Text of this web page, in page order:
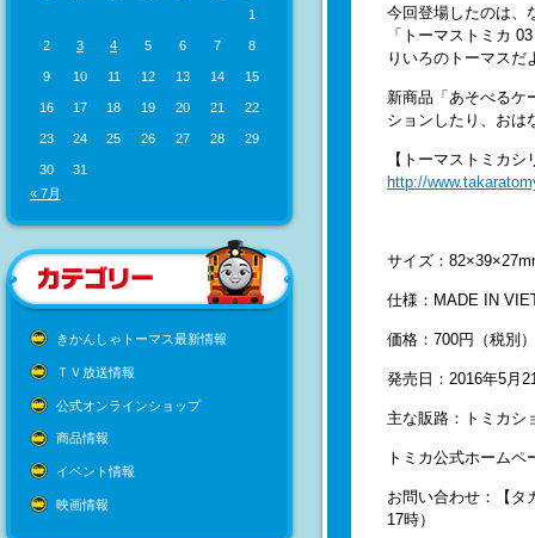
1
2 3 4 5 6 7 8
9 10 11 12 13 14 15
16 17 18 19 20 21 22
23 24 25 26 27 28 29
30
31
« 7月
きかんしゃトーマス最新情報
ＴＶ放送情報
公式オンラインショップ
商品情報
イベント情報
映画情報
今回登場したのは、
「トーマストミカ
りいろのトーマスだ
新商品「あそべる
ションしたり、お
【トーマストミカ
http://
サイズ：
仕様：MADE IN
価格：700円（税別）
発売日：2016年5月
主な販路：トミカシ
トミカ公式ホーム
お問い合わせ：【
17時）